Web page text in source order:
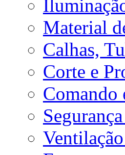
Material
Calhas,
Corte e
Comando